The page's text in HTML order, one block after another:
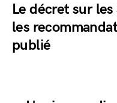
Le décret sur
les
publié